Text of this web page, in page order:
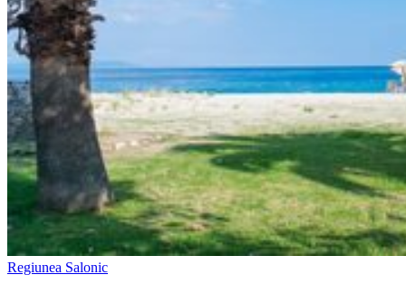
Regiunea Salonic